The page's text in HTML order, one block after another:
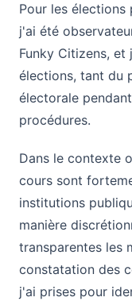
Pour les élections
j'ai été
Funky Citizens,
élections, tant du
électorale
procédures.
Dans le contexte
cours sont
institutions
manière
transparentes les
constatation des
j'ai prises pour